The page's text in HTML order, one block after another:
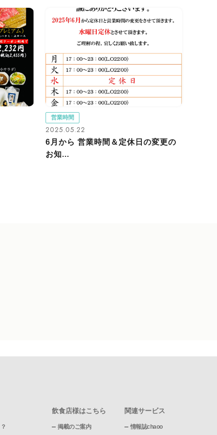
営業時間
2025.05.22
6月から 営業時間＆定休日の変更の
お知...
飲食店様はこちら
掲載のご案内
関連サービス
情報誌chaoo